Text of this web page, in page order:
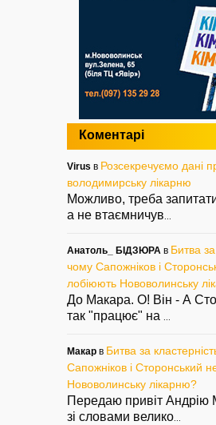
Коментарі
Virus в Розсекречуємо дані
володимирську лікарню
Можливо, треба
а не втаємничув
Анатоль_ БІДЗЮРА в Битва
чому Сапожніков і
лобіюють Нововолинську
До Макара. О! Він - А
так "працює" на
Макар в Битва за
Сапожніков і Сторонський
Нововолинську лікарню?
Передаю привіт Андрію
зі словами велико